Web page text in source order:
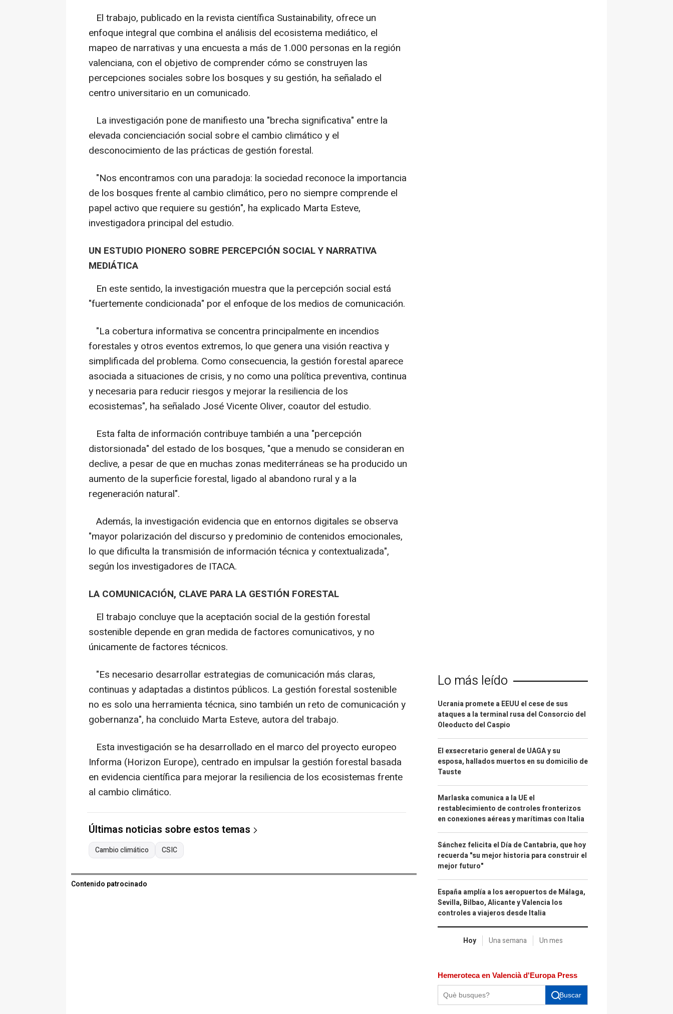
El trabajo, publicado en la revista científica Sustainability, ofrece un
enfoque integral que combina el análisis del ecosistema mediático, el
mapeo de narrativas y una encuesta a más de 1.000 personas en la región
valenciana, con el objetivo de comprender cómo se construyen las
percepciones sociales sobre los bosques y su gestión, ha señalado el
centro universitario en un comunicado.
La investigación pone de manifiesto una "brecha significativa" entre la
elevada concienciación social sobre el cambio climático y el
desconocimiento de las prácticas de gestión forestal.
"Nos encontramos con una paradoja: la sociedad reconoce la importancia
de los bosques frente al cambio climático, pero no siempre comprende el
papel activo que requiere su gestión", ha explicado Marta Esteve,
investigadora principal del estudio.
UN ESTUDIO PIONERO SOBRE PERCEPCIÓN SOCIAL Y NARRATIVA
MEDIÁTICA
En este sentido, la investigación muestra que la percepción social está
"fuertemente condicionada" por el enfoque de los medios de comunicación.
"La cobertura informativa se concentra principalmente en incendios
forestales y otros eventos extremos, lo que genera una visión reactiva y
simplificada del problema. Como consecuencia, la gestión forestal aparece
asociada a situaciones de crisis, y no como una política preventiva, continua
y necesaria para reducir riesgos y mejorar la resiliencia de los
ecosistemas", ha señalado José Vicente Oliver, coautor del estudio.
Esta falta de información contribuye también a una "percepción
distorsionada" del estado de los bosques, "que a menudo se consideran en
declive, a pesar de que en muchas zonas mediterráneas se ha producido un
aumento de la superficie forestal, ligado al abandono rural y a la
regeneración natural".
Además, la investigación evidencia que en entornos digitales se observa
"mayor polarización del discurso y predominio de contenidos emocionales,
lo que dificulta la transmisión de información técnica y contextualizada",
según los investigadores de ITACA.
LA COMUNICACIÓN, CLAVE PARA LA GESTIÓN FORESTAL
El trabajo concluye que la aceptación social de la gestión forestal
sostenible depende en gran medida de factores comunicativos, y no
únicamente de factores técnicos.
"Es necesario desarrollar estrategias de comunicación más claras,
continuas y adaptadas a distintos públicos. La gestión forestal sostenible
no es solo una herramienta técnica, sino también un reto de comunicación y
gobernanza", ha concluido Marta Esteve, autora del trabajo.
Esta investigación se ha desarrollado en el marco del proyecto europeo
Informa (Horizon Europe), centrado en impulsar la gestión forestal basada
en evidencia científica para mejorar la resiliencia de los ecosistemas frente
al cambio climático.
Últimas noticias sobre estos temas
Cambio climático CSIC
Contenido patrocinado
Lo más leído
Ucrania promete a EEUU el cese de sus
ataques a la terminal rusa del Consorcio del
Oleoducto del Caspio
El exsecretario general de UAGA y su
esposa, hallados muertos en su domicilio de
Tauste
Marlaska comunica a la UE el
restablecimiento de controles fronterizos
en conexiones aéreas y marítimas con Italia
Sánchez felicita el Día de Cantabria, que hoy
recuerda "su mejor historia para construir el
mejor futuro"
España amplía a los aeropuertos de Málaga,
Sevilla, Bilbao, Alicante y Valencia los
controles a viajeros desde Italia
Hoy Una semana Un mes
Hemeroteca en Valencià d'Europa Press
Buscar